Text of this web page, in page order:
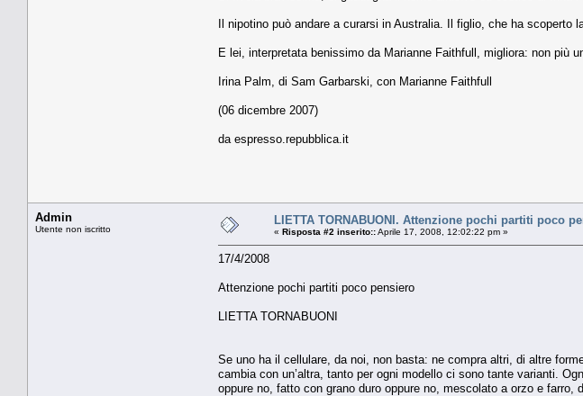
Il nipotino può andare a curarsi in Australia. Il figlio, che ha scoperto
E lei, interpretata benissimo da Marianne Faithfull, migliora: non più
Irina Palm, di Sam Garbarski, con Marianne Faithfull
(06 dicembre 2007)
da espresso.repubblica.it
Admin
Utente non iscritto
LIETTA TORNABUONI. Attenzione pochi partiti poco
« Risposta #2 inserito::Aprile 17, 2008, 12:02:22 pm »
17/4/2008
Attenzione pochi partiti poco pensiero
LIETTA TORNABUONI
Se uno ha il cellulare, da noi, non basta: ne compra altri, di altre
cambia con un’altra, tanto per ogni modello ci sono tante varianti.
oppure no, fatto con grano duro oppure no, mescolato a orzo e